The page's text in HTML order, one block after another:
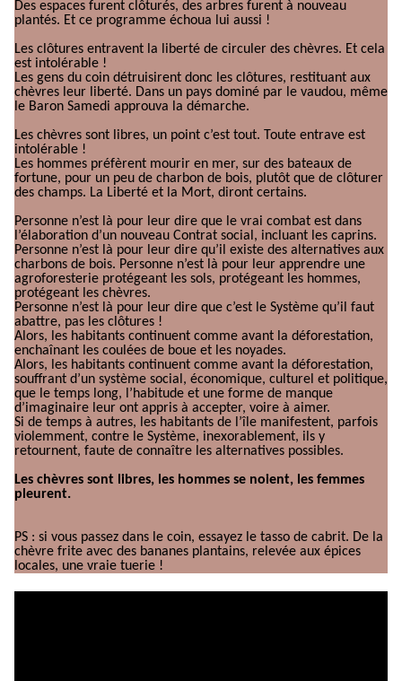
Des espaces furent clôturés, des arbres furent à nouveau
plantés. Et ce programme échoua lui aussi !
Les clôtures entravent la liberté de circuler des chèvres. Et cela
est intolérable !
Les gens du coin détruisirent donc les clôtures, restituant aux
chèvres leur liberté. Dans un pays dominé par le vaudou, même
le Baron Samedi approuva la démarche.
Les chèvres sont libres, un point c’est tout. Toute entrave est
intolérable !
Les hommes préfèrent mourir en mer, sur des bateaux de
fortune, pour un peu de charbon de bois, plutôt que de clôturer
des champs. La Liberté et la Mort, diront certains.
Personne n’est là pour leur dire que le vrai combat est dans
l’élaboration d’un nouveau Contrat social, incluant les caprins.
Personne n’est là pour leur dire qu’il existe des alternatives aux
charbons de bois. Personne n’est là pour leur apprendre une
agroforesterie protégeant les sols, protégeant les hommes,
protégeant les chèvres.
Personne n’est là pour leur dire que c’est le Système qu’il faut
abattre, pas les clôtures !
Alors, les habitants continuent comme avant la déforestation,
enchaînant les coulées de boue et les noyades.
Alors, les habitants continuent comme avant la déforestation,
souffrant d’un système social, économique, culturel et politique,
que le temps long, l’habitude et une forme de manque
d’imaginaire leur ont appris à accepter, voire à aimer.
Si de temps à autres, les habitants de l’île manifestent, parfois
violemment, contre le Système, inexorablement, ils y
retournent, faute de connaître les alternatives possibles.
Les chèvres sont libres, les hommes se noient, les femmes
pleurent.
PS : si vous passez dans le coin, essayez le tasso de cabrit. De la
chèvre frite avec des bananes plantains, relevée aux épices
locales, une vraie tuerie !